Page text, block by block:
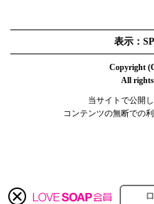
表示：SP
Copyright
All rights
当サイトで公開
コンテンツの無断での